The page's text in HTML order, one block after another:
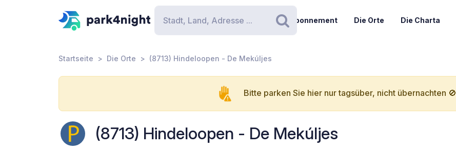
Suchen
Abonnement Die Orte Die Charta
Startseite Die Orte (8713) Hindeloopen - De Mekúljes
Bitte parken Sie hier nur tagsüber, nicht übernachten 🚫
(8713) Hindeloopen - De Mekúljes